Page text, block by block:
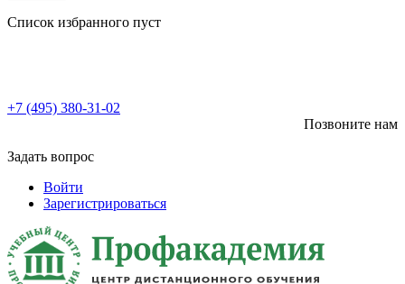
Список избранного пуст
+7 (495) 380-31-02
Позвоните нам
Задать вопрос
Войти
Зарегистрироваться